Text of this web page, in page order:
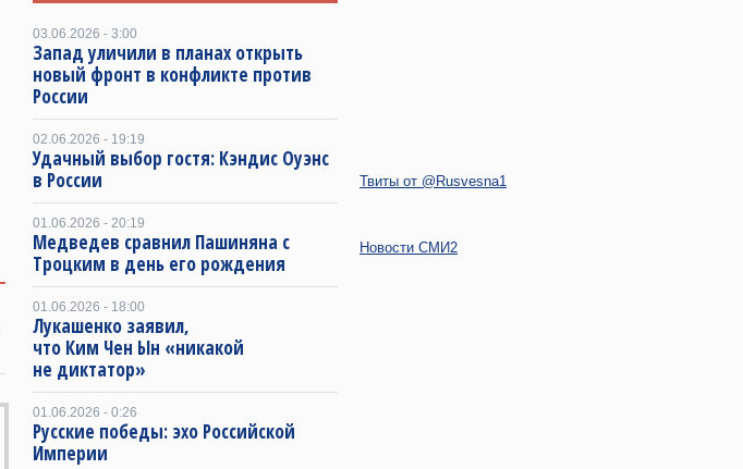
03.06.2026 - 3:00
Запад уличили в планах открыть
новый фронт в конфликте против
России
02.06.2026 - 19:19
Удачный выбор гостя: Кэндис Оуэнс
в России
01.06.2026 - 20:19
Медведев сравнил Пашиняна с
Троцким в день его рождения
01.06.2026 - 18:00
Лукашенко заявил,
что Ким Чен Ын «никакой
не диктатор»
01.06.2026 - 0:26
Русские победы: эхо Российской
Империи
Твиты от @Rusvesna1
Новости СМИ2